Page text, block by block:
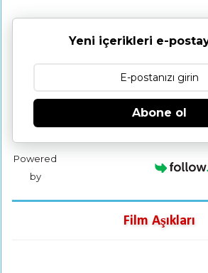
Yeni içerikleri e-
Abone ol
Powered
by
Film Aşıkları